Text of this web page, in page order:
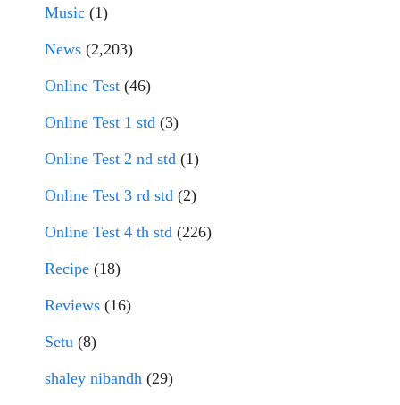
Music (1)
News (2,203)
Online Test (46)
Online Test 1 std (3)
Online Test 2 nd std (1)
Online Test 3 rd std (2)
Online Test 4 th std (226)
Recipe (18)
Reviews (16)
Setu (8)
shaley nibandh (29)